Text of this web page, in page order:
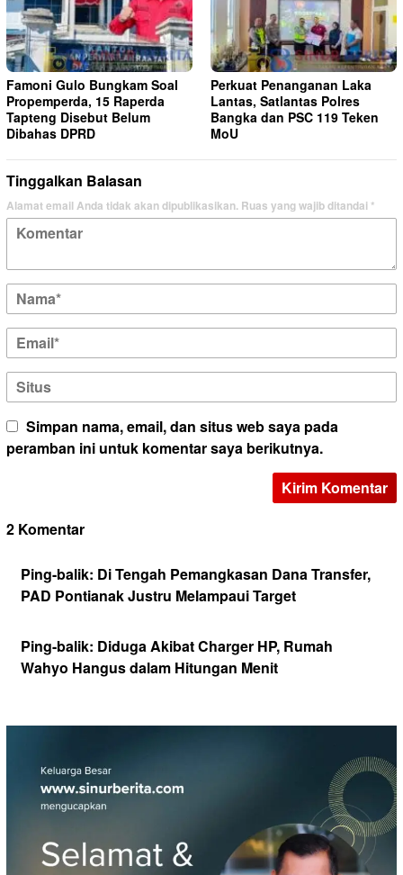
Famoni Gulo Bungkam Soal
Propemperda, 15 Raperda
Tapteng Disebut Belum
Dibahas DPRD
Perkuat Penanganan Laka
Lantas, Satlantas Polres
Bangka dan PSC 119 Teken
MoU
Tinggalkan Balasan
Alamat email Anda tidak akan dipublikasikan. Ruas yang wajib ditandai*
Simpan nama, email, dan situs web saya pada
peramban ini untuk komentar saya berikutnya.
2 Komentar
Ping-balik: Di Tengah Pemangkasan Dana Transfer,
PAD Pontianak Justru Melampaui Target
Ping-balik: Diduga Akibat Charger HP, Rumah
Wahyo Hangus dalam Hitungan Menit